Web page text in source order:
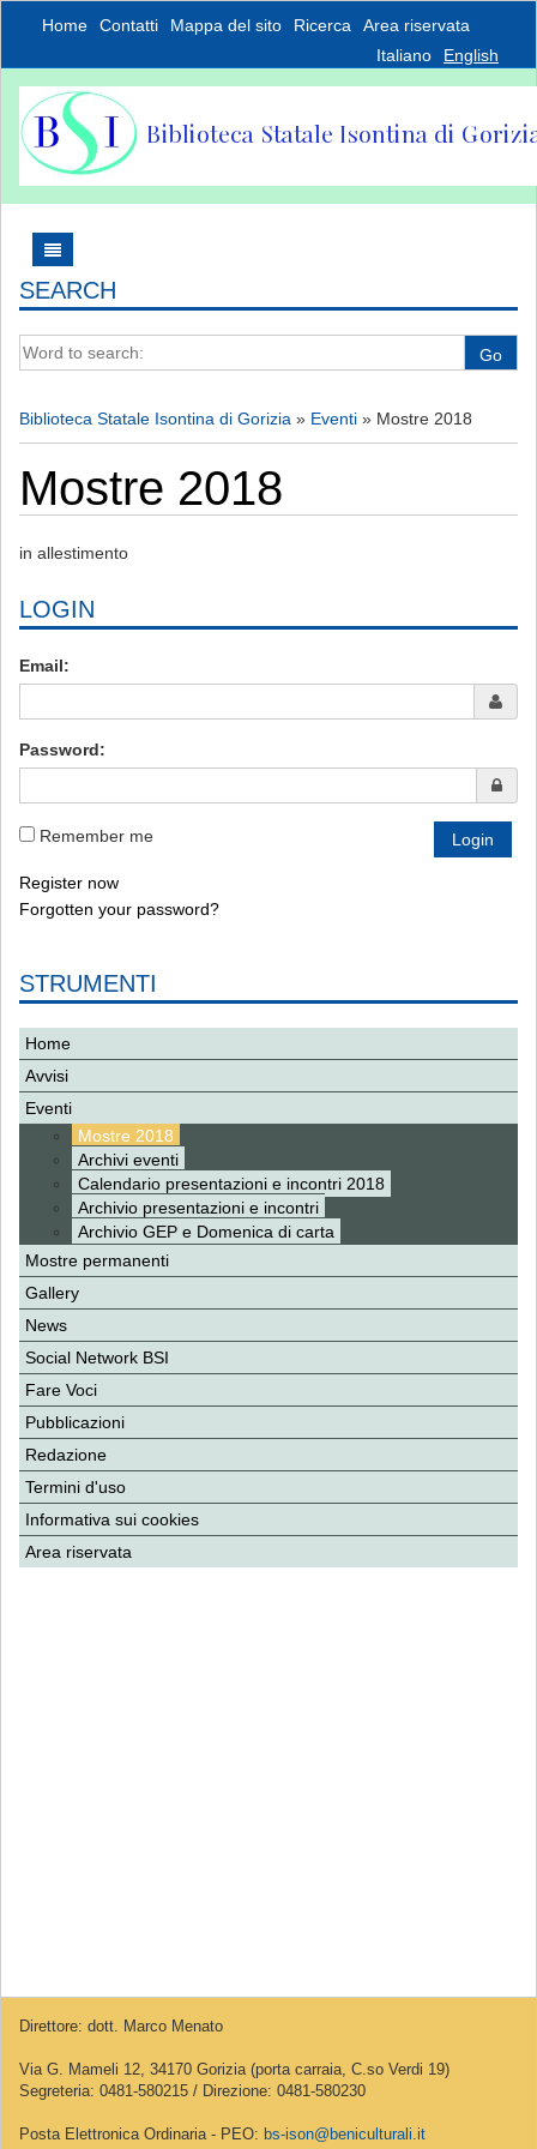
Home Contatti Mappa del sito Ricerca
Area riservata
Italiano
English
SEARCH
Word to search: Go
Biblioteca Statale Isontina di Gorizia » Eventi » Mostre 2018
Mostre 2018
in allestimento
LOGIN
Email:
Password:
Remember me
Register now
Forgotten your password?
STRUMENTI
Home
Avvisi
Eventi
Mostre 2018
Archivi eventi
Calendario presentazioni e incontri 2018
Archivio presentazioni e incontri
Archivio GEP e Domenica di carta
Mostre permanenti
Gallery
News
Social Network BSI
Fare Voci
Pubblicazioni
Redazione
Termini d'uso
Informativa sui cookies
Area riservata
Direttore: dott. Marco Menato
Via G. Mameli 12, 34170 Gorizia (porta carraia, C.so Verdi 19)
Segreteria: 0481-580215 / Direzione: 0481-580230
Posta Elettronica Ordinaria - PEO: bs-ison@beniculturali.it